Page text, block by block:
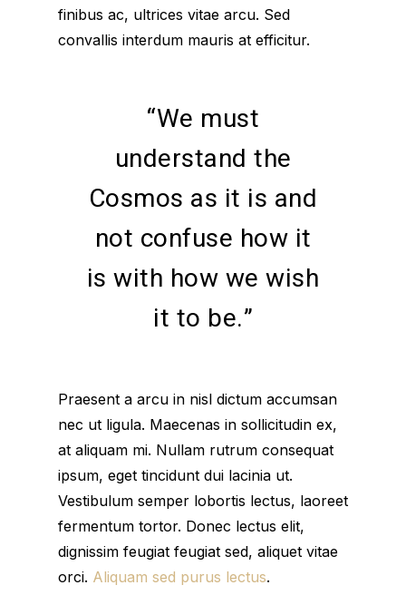
finibus ac, ultrices vitae arcu. Sed
convallis interdum mauris at efficitur.
“We must
understand the
Cosmos as it is and
not confuse how it
is with how we wish
it to be.”
Praesent a arcu in nisl dictum accumsan
nec ut ligula. Maecenas in sollicitudin ex,
at aliquam mi. Nullam rutrum consequat
ipsum, eget tincidunt dui lacinia ut.
Vestibulum semper lobortis lectus, laoreet
fermentum tortor. Donec lectus elit,
dignissim feugiat feugiat sed, aliquet vitae
orci. Aliquam sed purus lectus.